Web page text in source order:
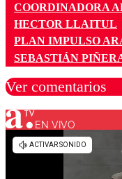
COORDINADORA
HECTOR LLAITUL
PLAN IMPULSO
SEBASTIÁN
Ver comentarios
Los comentarios
EN VIVO